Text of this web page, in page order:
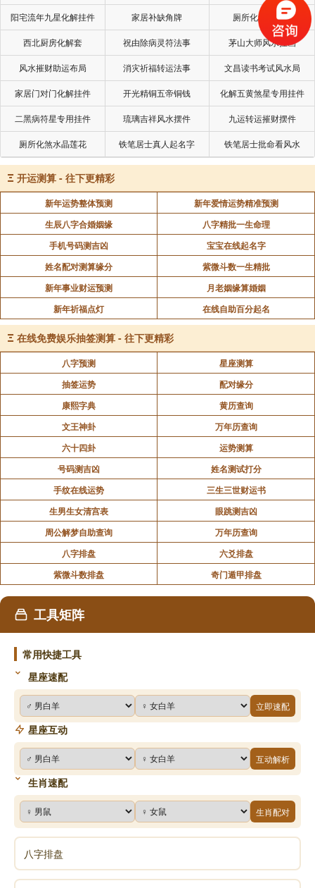
比方说，如果使用者的命理喜水，可将桌面设置成五
行属水的蓝色或黑色。图案则以海洋江河、泉水、溪
水、瀑布等等。这样每次一打开电脑看到的就是自己命
理所喜的，对使用者就可起到助运的作用。易德轩为你
进行解说。易德轩为你进行解说。
声明：部分内容来于网络，如有侵权，请联系我们删除！以上内容，并
不代表易德轩观点。
阳宅流年九星化解挂件 家居补缺角牌 厕所化秽气煞套
西北厨房化解套 祝由除病灵符法事 茅山大师风水挂画
风水摧财助运布局 消灾祈福转运法事 文昌读书考试风水局
家居门对门化解挂件 开光精铜五帝铜钱 化解五黄煞星专用挂件
二黑病符星专用挂件 琉璃吉祥风水摆件 九运转运摧财摆件
厕所化煞水晶莲花 铁笔居士真人起名字 铁笔居士批命看风水
Ξ 开运测算 - 往下更精彩
新年运势整体预测
新年爱情运势精准预测
生辰八字合婚姻缘
八字精批一生命理
手机号码测吉凶
宝宝在线起名字
姓名配对测算缘分
紫微斗数一生精批
新年事业财运预测
月老姻缘算婚姻
新年祈福点灯
在线自助百分起名
Ξ 在线免费娱乐抽签测算 - 往下更精彩
八字预测
星座测算
抽签运势
配对缘分
康熙字典
黄历查询
文王神卦
万年历查询
六十四卦
运势测算
号码测吉凶
姓名测试打分
手纹在线运势
三生三世财运书
生男生女清宫表
眼跳测吉凶
周公解梦自助查询
万年历查询
八字排盘
六爻排盘
紫微斗数排盘
奇门遁甲排盘
工具矩阵
常用快捷工具
星座速配
立即速配
星座互动
互动解析
生肖速配
生肖配对
八字排盘